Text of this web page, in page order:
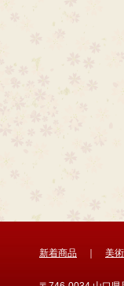
新着商品 美